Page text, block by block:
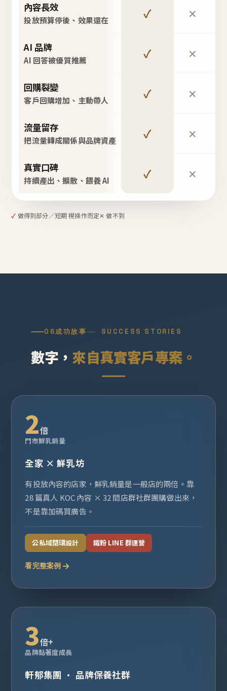
內容長效
投放預算停後、效果還在 ✓ ✕
AI 品牌
AI 回答被優質推薦 ✓ ✕
回購裂變
客戶回購增加、主動帶人 ✓ ✕
流量留存
把流量轉成關係與品牌資產 ✓ ✕
真實口碑
持續產出、擴散、餵養 AI ✓ ✕
✓ 做得到部分／短期 視操作而定✕ 做不到
06成功故事 SUCCESS STORIES
數字， 來自真實客戶專案。
2倍
門市鮮乳銷量
全家 × 鮮乳坊
有投放內容的店家，鮮乳銷量是一般店的兩倍。靠
28 篇真人 KOC 內容 × 32 間店群社群團購做出來，
不是靠加碼買廣告。
公私域閉環設計 鐵粉 LINE 群運營
看完整案例
3倍+
品牌黏著度成長
軒郁集團 · 品牌保養社群